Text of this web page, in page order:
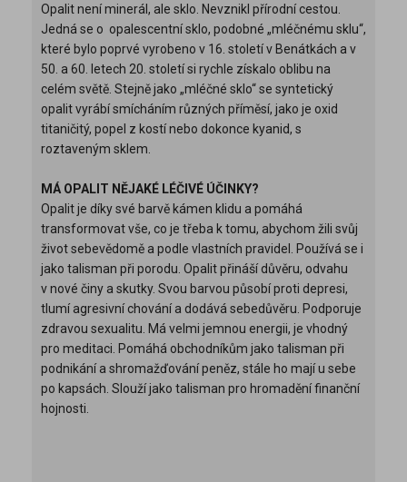
Opalit není minerál, ale sklo. Nevznikl přírodní cestou.
Jedná se o opalescentní sklo, podobné „mléčnému sklu“,
které bylo poprvé vyrobeno v 16. století v Benátkách a v
50. a 60. letech 20. století si rychle získalo oblibu na
celém světě. Stejně jako „mléčné sklo“ se syntetický
opalit vyrábí smícháním různých příměsí, jako je oxid
titaničitý, popel z kostí nebo dokonce kyanid, s
roztaveným sklem.
MÁ OPALIT NĚJAKÉ LÉČIVÉ ÚČINKY?
Opalit je díky své barvě kámen klidu a pomáhá
transformovat vše, co je třeba k tomu, abychom žili svůj
život sebevědomě a podle vlastních pravidel. Používá se i
jako talisman při porodu. Opalit přináší důvěru, odvahu
v nové činy a skutky. Svou barvou působí proti depresi,
tlumí agresivní chování a dodává sebedůvěru. Podporuje
zdravou sexualitu. Má velmi jemnou energii, je vhodný
pro meditaci. Pomáhá obchodníkům jako talisman při
podnikání a shromažďování peněz, stále ho mají u sebe
po kapsách. Slouží jako talisman pro hromadění finanční
hojnosti.